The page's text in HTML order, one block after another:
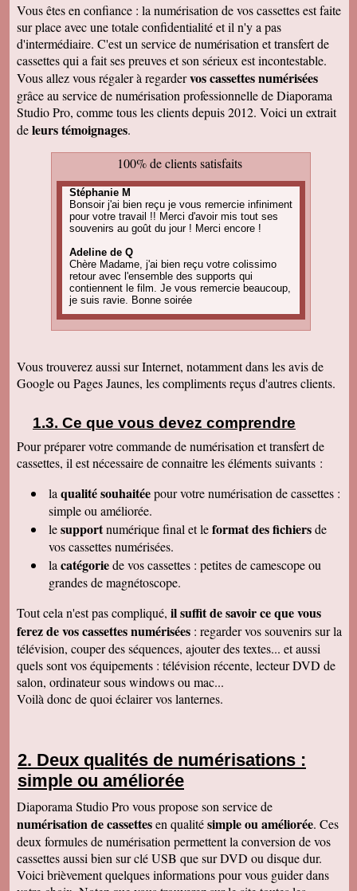
Vous êtes en confiance : la numérisation de vos cassettes est faite
sur place avec une totale confidentialité et il n'y a pas
d'intermédiaire. C'est un service de numérisation et transfert de
cassettes qui a fait ses preuves et son sérieux est incontestable.
Vous allez vous régaler à regardervos cassettes numérisées
grâce au service de numérisation professionnelle de Diaporama
Studio Pro, comme tous les clients depuis 2012. Voici un extrait
deleurs témoignages.
100% de clients satisfaits
Stéphanie M
Bonsoir j'ai bien reçu je vous remercie infiniment
pour votre travail !! Merci d'avoir mis tout ses
souvenirs au goût du jour ! Merci encore !
Adeline de Q
Chère Madame, j'ai bien reçu votre colissimo
retour avec l'ensemble des supports qui
contiennent le film. Je vous remercie beaucoup,
je suis ravie. Bonne soirée
projets de commande, alors, sûrement à bientôt
! Cordialement
d'image est parfaite. Merci beaucoup
Nadine H
Bonjour, on a bien reçu le colis on vous
remercie beaucoup bonne journée
Christian R
Encore une belle expérience, comme la
première fois nous sommes ravis. Merci de
pouvoir nous faire revivre le passé Travail
raffiné, effectué consciencieusement , avec en
plus des délais et prix tout à fait corrects
À recommander sans hésitation
Les Alesiens
Bonjour, super ! Suite au super résultat de la
première cassette, mes grands-parents ont
décidé de toutes les faire pour pouvoir voir a
nouveau ces souvenirs sur la télé :)
Cordialement
Cécile M
Bonjour. Je viens de recevoir le colis et je suis
en train de regarder les films sur mon ordinateur.
Amandine L
Bonjour nous avons bien reçus les cassettes et
les vidéos sont supers ! Merci beaucoup
Cordialement,
Jean-Marie B
Colis bien reçu ça marche en direct sur la TV.
Merci beaucoup. Des amis vont vous contacter
de ma part. Bonne continuation
Alain L
Vous trouverez aussi sur Internet, notamment dans les avis de
Google ou Pages Jaunes, les compliments reçus d'autres clients.
Ce que vous devez comprendre
Pour préparer votre commande de numérisation et transfert de
cassettes, il est nécessaire de connaitre les éléments suivants :
la qualité souhaitéepour votre numérisation de cassettes :
simple ou améliorée.
lesupportnumérique final et leformat des fichiersde
vos cassettes numérisées.
la catégoriede vos cassettes : petites de camescope ou
grandes de magnétoscope.
Tout cela n'est pas compliqué, il suffit de savoir ce que vous
ferez de vos cassettes numérisées : regarder vos souvenirs sur la
télévision, couper des séquences, ajouter des textes... et aussi
quels sont vos équipements : télévision récente, lecteur DVD de
salon, ordinateur sous windows ou mac...
Voilà donc de quoi éclairer vos lanternes.
Deux qualités de numérisations :
simple ou améliorée
Diaporama Studio Pro vous propose son service de
numérisation de cassettesen qualitésimple ou améliorée. Ces
deux formules de numérisation permettent la conversion de vos
cassettes aussi bien sur clé USB que sur DVD ou disque dur.
Voici brièvement quelques informations pour vous guider dans